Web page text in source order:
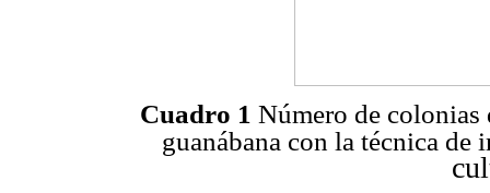
Cuadro 1 Número de colonias
guanábana con la técnica de